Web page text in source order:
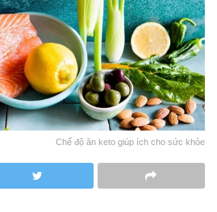
Chế độ ăn keto giúp ích cho sức khỏe